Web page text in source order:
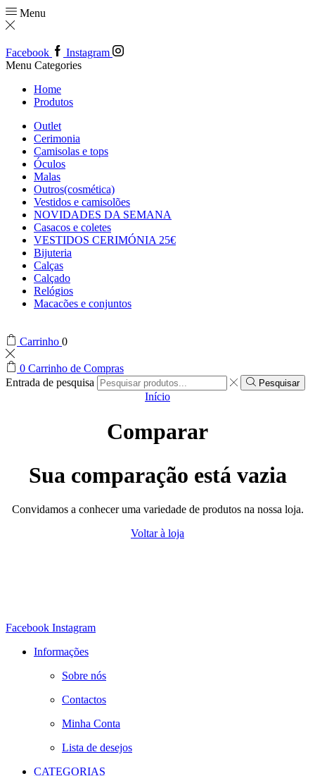
Menu
Facebook
Instagram
Menu Categories
Home
Produtos
Outlet
Cerimonia
Camisolas e tops
Óculos
Malas
Outros(cosmética)
Vestidos e camisolões
NOVIDADES DA SEMANA
Casacos e coletes
VESTIDOS CERIMÓNIA 25€
Bijuteria
Calças
Calçado
Relógios
Macacões e conjuntos
Carrinho 0
0 Carrinho de Compras
Entrada de pesquisa
Pesquisar
Início
Comparar
Sua comparação está vazia
Convidamos a conhecer uma variedade de produtos na nossa loja.
Voltar à loja
Facebook Instagram
Informações
Sobre nós
Contactos
Minha Conta
Lista de desejos
CATEGORIAS